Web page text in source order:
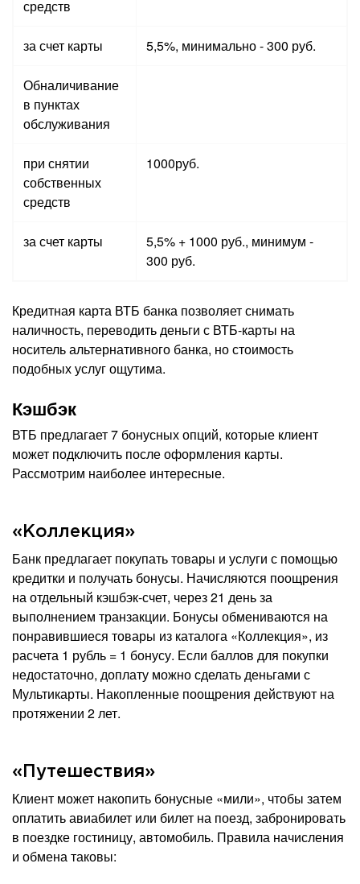
средств
за счет карты 5,5%, минимально - 300 руб.
Обналичивание
в пунктах
обслуживания
при снятии
собственных
средств
1000руб.
за счет карты
5,5% + 1000 руб., минимум -
300 руб.
Кредитная карта ВТБ банка позволяет снимать
наличность, переводить деньги с ВТБ-карты на
носитель альтернативного банка, но стоимость
подобных услуг ощутима.
Кэшбэк
ВТБ предлагает 7 бонусных опций, которые клиент
может подключить после оформления карты.
Рассмотрим наиболее интересные.
«Коллекция»
Банк предлагает покупать товары и услуги с помощью
кредитки и получать бонусы. Начисляются поощрения
на отдельный кэшбэк-счет, через 21 день за
выполнением транзакции. Бонусы обмениваются на
понравившиеся товары из каталога «Коллекция», из
расчета 1 рубль = 1 бонусу. Если баллов для покупки
недостаточно, доплату можно сделать деньгами с
Мультикарты. Накопленные поощрения действуют на
протяжении 2 лет.
«Путешествия»
Клиент может накопить бонусные «мили», чтобы затем
оплатить авиабилет или билет на поезд, забронировать
в поездке гостиницу, автомобиль. Правила начисления
и обмена таковы: